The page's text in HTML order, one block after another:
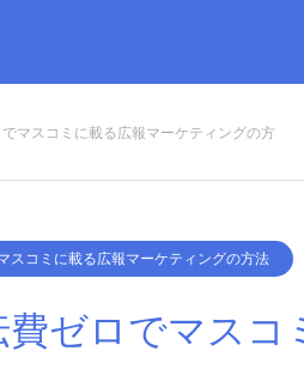
マスコミに載る広報マーケティングの方
スコミに載る広報マーケティングの方法
費ゼロでマス